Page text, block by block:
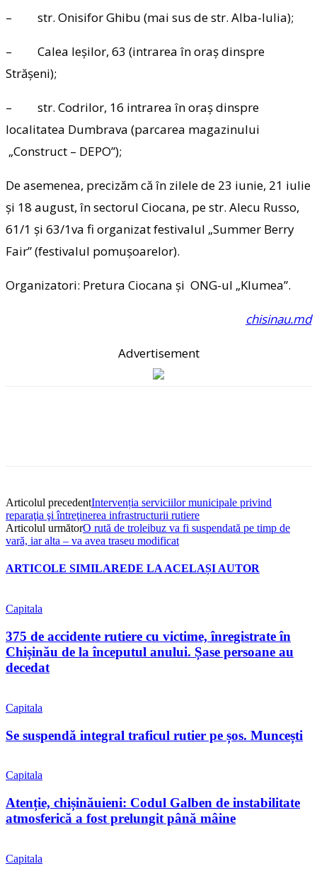
– str. Onisifor Ghibu (mai sus de str. Alba-Iulia);
– Calea Ieșilor, 63 (intrarea în oraș dinspre
Strășeni);
– str. Codrilor, 16 intrarea în oraș dinspre
localitatea Dumbrava (parcarea magazinului
„Construct – DEPO”);
De asemenea, precizăm că în zilele de 23 iunie, 21 iulie
și 18 august, în sectorul Ciocana, pe str. Alecu Russo,
61/1 și 63/1va fi organizat festivalul „Summer Berry
Fair” (festivalul pomușoarelor).
Organizatori: Pretura Ciocana și ONG-ul „Klumea”.
chisinau.md
Advertisement
Articolul precedentIntervenția serviciilor municipale privind
reparaţia şi întreţinerea infrastructurii rutiere
Articolul următorO rută de troleibuz va fi suspendată pe timp de
vară, iar alta – va avea traseu modificat
ARTICOLE SIMILAREDE LA ACELAȘI AUTOR
Capitala
375 de accidente rutiere cu victime, înregistrate în
Chișinău de la începutul anului. Șase persoane au
decedat
Capitala
Se suspendă integral traficul rutier pe șos. Muncești
Capitala
Atenție, chișinăuieni: Codul Galben de instabilitate
atmosferică a fost prelungit până mâine
Capitala